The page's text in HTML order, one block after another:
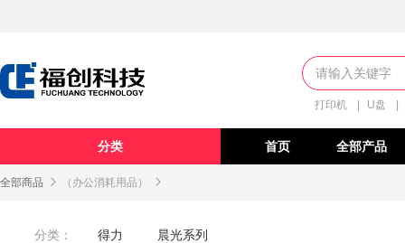
打印机 U盘
首页 全部产品
分类
全部商品  （办公消耗用品） 
分类： 得力 晨光系列